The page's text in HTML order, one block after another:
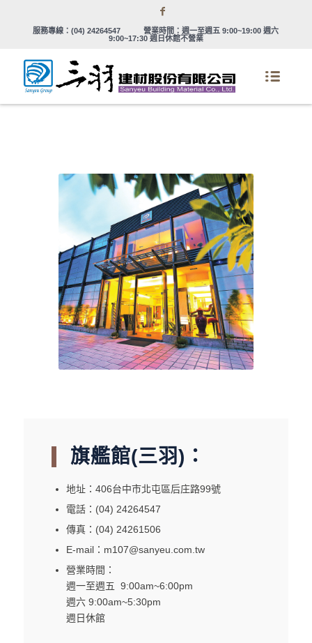
服務專線：(04) 24264547
營業時間：週一至週五 9:00~19:00 週六
9:00~17:30 週日休館不營業
旗艦館(三羽)：
地址：406台中市北屯區后庄路99號
電話：(04) 24264547
傳真：(04) 24261506
E-mail：m107@sanyeu.com.tw
營業時間：
週一至週五 9:00am~6:00pm
週六 9:00am~5:30pm
週日休館